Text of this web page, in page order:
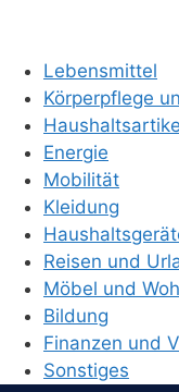
Lebensmittel
Körperpflege
Energie
Mobilität
Kleidung
Reisen und
Möbel und
Bildung
Finanzen und
Sonstiges